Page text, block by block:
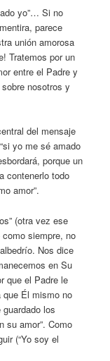
yo”… Si no
parece
unión amorosa
Tratemos por un
entre el Padre y
nosotros y
del mensaje
yo me sé amado
porque un
contenerlo todo
amor”.
(otra vez ese
siempre, no
Nos dice
en Su
que el Padre le
Él mismo no
los
su amor”. Como
(“Yo soy el